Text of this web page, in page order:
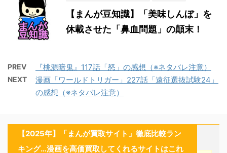
【まんが豆知識】「美味しんぼ」を
休載させた「鼻血問題」の顛末！
PREV 『桃源暗鬼』117話「怒」の感想（※ネタバレ注意）
NEXT
漫画「ワールドトリガー」227話「遠征選抜試験24」
の感想（※ネタバレ注意）
【2025年】「まんが買取サイト」徹底比較ラン
キング…漫画を高価買取してくれるサイトはこれ